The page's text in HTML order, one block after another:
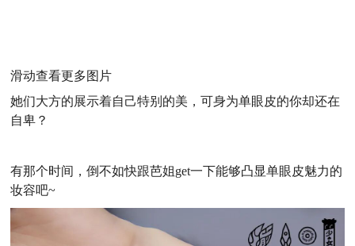
滑动查看更多图片
她们大方的展示着自己特别的美，可身为单眼皮的你却还在
自卑？
有那个时间，倒不如快跟芭姐get一下能够凸显单眼皮魅力的
妆容吧~